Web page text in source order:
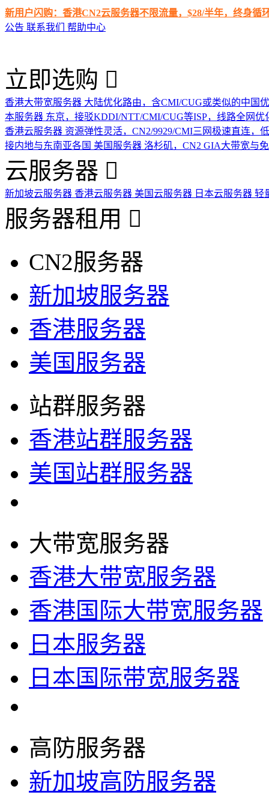
新用户闪购：香港CN2云服务器不限流量，$28/半年，终身循
公告 联系我们 帮助中心
立即选购
香港大带宽服务器 大陆优化路由，含CMI/CUG或类似的中国
本服务器 东京，接驳KDDI/NTT/CMI/CUG等ISP，线路全网优
香港云服务器 资源弹性灵活，CN2/9929/CMI三网极速直连，
接内地与东南亚各国 美国服务器 洛杉矶，CN2 GIA大带宽与
云服务器
新加坡云服务器 香港云服务器 美国云服务器 日本云服务器 轻
服务器租用
CN2服务器
新加坡服务器
香港服务器
美国服务器
站群服务器
香港站群服务器
美国站群服务器
大带宽服务器
香港大带宽服务器
香港国际大带宽服务器
日本服务器
日本国际带宽服务器
高防服务器
新加坡高防服务器